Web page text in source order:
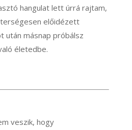
hangulat lett úrrá rajtam,
előidézett
után másnap próbálsz
életedbe.
veszik, hogy